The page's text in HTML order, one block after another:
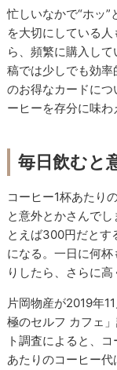
忙しいなかで“ホッ
を大切にしている
ら、頻繁に購入し
稿では少しでも効
のお得なカードに
ーヒーを存分に味わ
毎日飲むと
コーヒー1杯あたり
と意外とかさんで
とえば300円だとす
になる。一日に何
りしたら、さらに高
片岡物産が2019年
極のセルフ カフェ
ト調査によると、
あたりのコーヒー